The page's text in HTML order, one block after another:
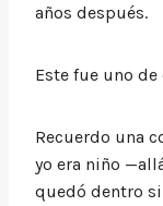
años después.
Este fue uno de
Recuerdo una
yo era niño
quedó dentro